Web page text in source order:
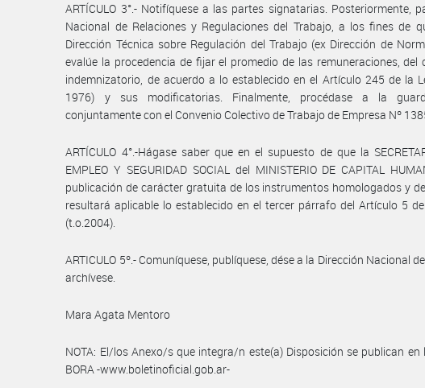
ARTÍCULO 3°.- Notifíquese a las partes signatarias. Posteriormente,
Nacional de Relaciones y Regulaciones del Trabajo, a los fines de
Dirección Técnica sobre Regulación del Trabajo (ex Dirección de
evalúe la procedencia de fijar el promedio de las remuneraciones, del
indemnizatorio, de acuerdo a lo establecido en el Artículo 245 de la
1976) y sus modificatorias. Finalmente, procédase a la
conjuntamente con el Convenio Colectivo de Trabajo de Empresa Nº
ARTÍCULO 4°.-Hágase saber que en el supuesto de que la
EMPLEO Y SEGURIDAD SOCIAL del MINISTERIO DE CAPITAL
publicación de carácter gratuita de los instrumentos homologados y
resultará aplicable lo establecido en el tercer párrafo del Artículo 5
(t.o.2004).
ARTICULO 5º.- Comuníquese, publíquese, dése a la Dirección Nacional
archívese.
Mara Agata Mentoro
NOTA: El/los Anexo/s que integra/n este(a) Disposición se publican en
BORA -www.boletinoficial.gob.ar-